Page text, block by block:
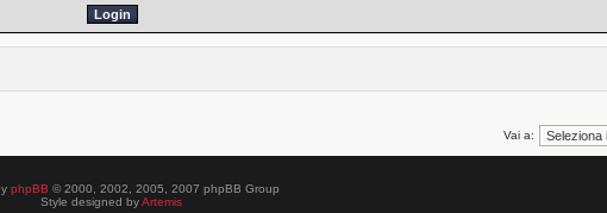
Vai a:
phpBB © 2000, 2002, 2005, 2007 phpBB Group
Style designed byArtemis